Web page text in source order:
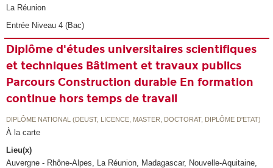
La Réunion
Entrée Niveau 4 (Bac)
Diplôme d'études universitaires scientifiques
et techniques Bâtiment et travaux publics
Parcours Construction durable En formation
continue hors temps de travail
DIPLÔME NATIONAL (DEUST, LICENCE, MASTER, DOCTORAT, DIPLÔME D'ETAT)
À la carte
Lieu(x)
Auvergne - Rhône-Alpes, La Réunion, Madagascar, Nouvelle-Aquitaine,